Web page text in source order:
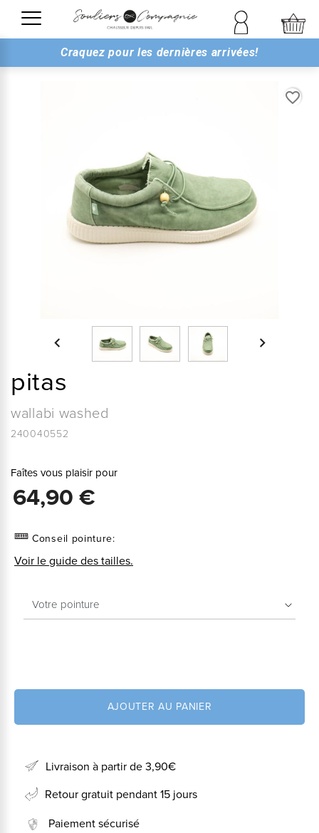
Craquez pour les dernières arrivées!
favorite_border
 
pitas
wallabi washed
240040552
Faîtes vous plaisir pour
64,90 €
Conseil pointure:
Voir le guide des tailles.
AJOUTER AU PANIER
Livraison à partir de 3,90€
Retour gratuit pendant 15 jours
Paiement sécurisé